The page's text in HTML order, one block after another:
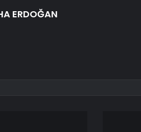
ERDOĞAN